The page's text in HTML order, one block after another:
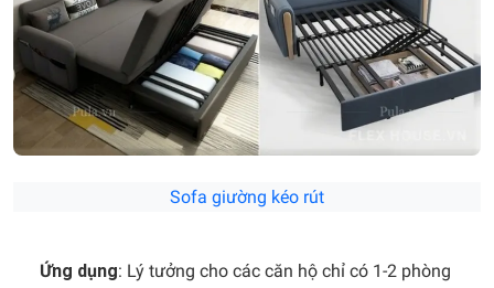
Sofa giường kéo rút
Ứng dụng: Lý tưởng cho các căn hộ chỉ có 1-2 phòng